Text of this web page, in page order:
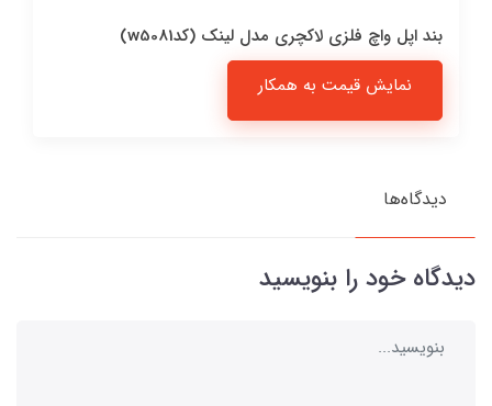
بند اپل واچ فلزی لاکچری مدل لینک (کدw5081)
نمایش قیمت به همکار
دیدگاه‌ها
دیدگاه خود را بنویسید